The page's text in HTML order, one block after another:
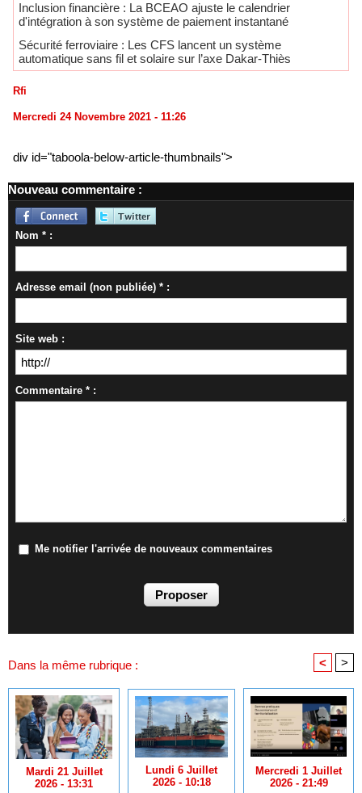
​Inclusion financière : La BCEAO ajuste le calendrier
d'intégration à son système de paiement instantané
Sécurité ferroviaire : Les CFS lancent un système
automatique sans fil et solaire sur l’axe Dakar-Thiès
Rfi
Mercredi 24 Novembre 2021 - 11:26
div id="taboola-below-article-thumbnails">
Nouveau commentaire :
Nom * :
Adresse email (non publiée) * :
Site web :
Commentaire * :
Me notifier l'arrivée de nouveaux commentaires
Dans la même rubrique : < >
Mardi 21 Juillet
2026 - 13:31
Lundi 6 Juillet
2026 - 10:18
Mercredi 1 Juillet
2026 - 21:49